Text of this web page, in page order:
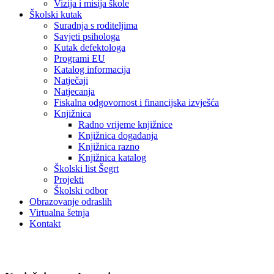
Vizija i misija škole
Školski kutak
Suradnja s roditeljima
Savjeti psihologa
Kutak defektologa
Programi EU
Katalog informacija
Natječaji
Natjecanja
Fiskalna odgovornost i financijska izvješća
Knjižnica
Radno vrijeme knjižnice
Knjižnica događanja
Knjižnica razno
Knjižnica katalog
Školski list Šegrt
Projekti
Školski odbor
Obrazovanje odraslih
Virtualna šetnja
Kontakt